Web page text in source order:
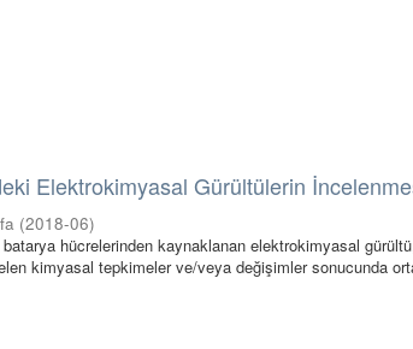
Elektrokimyasal Gürültülerin
(2018-06)
hücrelerinden kaynaklanan elektrokimyasal
kimyasal tepkimeler ve/veya değişimler sonucunda